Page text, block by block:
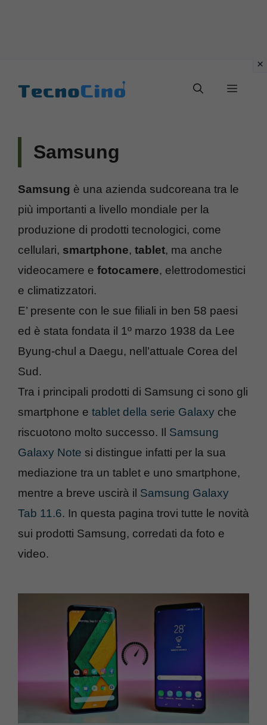
Menu
Samsung
Samsung è una azienda sudcoreana tra le
più importanti a livello mondiale per la
produzione di prodotti tecnologici, come
cellulari, smartphone, tablet, ma anche
videocamere e fotocamere, elettrodomestici
e climatizzatori.
E’ presente con le sue filiali in ben 58 paesi
ed è stata fondata il 1º marzo 1938 da Lee
Byung-chul a Daegu, nell’attuale Corea del
Sud.
Tra i principali prodotti di Samsung ci sono gli
smartphone e tablet della serie Galaxy che
riscuotono molto successo. Il Samsung
Galaxy Note si distingue infatti per la sua
mediazione tra un tablet e uno smartphone,
mentre a breve uscirà il Samsung Galaxy
Tab 11.6. In questa pagina trovi tutte le novità
sui prodotti Samsung, corredati da foto e
video.